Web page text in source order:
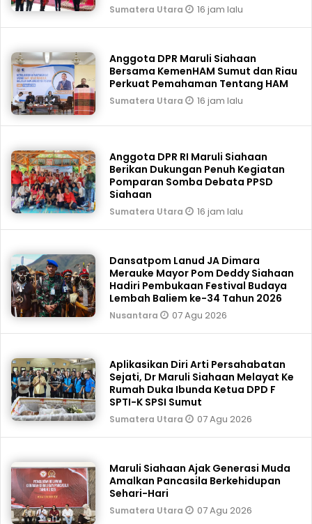
Sumatera Utara 16 jam lalu
Anggota DPR Maruli Siahaan
Bersama KemenHAM Sumut dan Riau
Perkuat Pemahaman Tentang HAM
Sumatera Utara 16 jam lalu
Anggota DPR RI Maruli Siahaan
Berikan Dukungan Penuh Kegiatan
Pomparan Somba Debata PPSD
Siahaan
Sumatera Utara 16 jam lalu
Dansatpom Lanud JA Dimara
Merauke Mayor Pom Deddy Siahaan
Hadiri Pembukaan Festival Budaya
Lembah Baliem ke-34 Tahun 2026
Nusantara 07 Agu 2026
Aplikasikan Diri Arti Persahabatan
Sejati, Dr Maruli Siahaan Melayat Ke
Rumah Duka Ibunda Ketua DPD F
SPTI-K SPSI Sumut
Sumatera Utara 07 Agu 2026
Maruli Siahaan Ajak Generasi Muda
Amalkan Pancasila Berkehidupan
Sehari-Hari
Sumatera Utara 07 Agu 2026